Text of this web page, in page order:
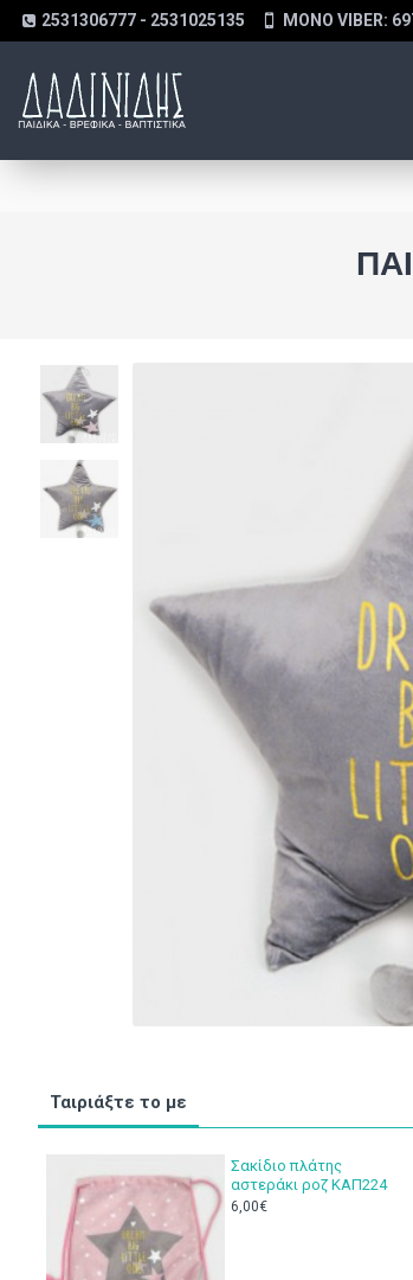
2531306777 - 2531025135 MONO VIBER:
Ταιριάξτε το με
Σακίδιο πλάτης
αστεράκι ροζ ΚΑΠ224
6,00€